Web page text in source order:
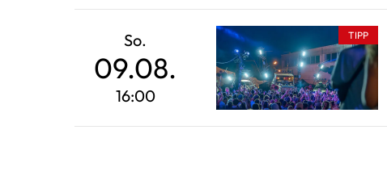
TIPP
So.
09.08.
16:00